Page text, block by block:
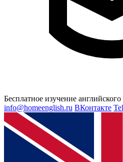
Бесплатное изучение английского
info@homeenglish.ru ВКонтакте